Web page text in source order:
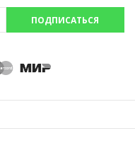
ПОДПИСАТЬСЯ